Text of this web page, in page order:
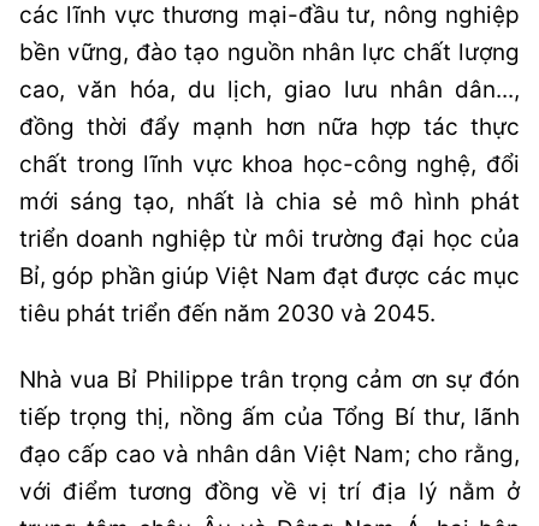
các lĩnh vực thương mại-đầu tư, nông nghiệp
bền vững, đào tạo nguồn nhân lực chất lượng
cao, văn hóa, du lịch, giao lưu nhân dân...,
đồng thời đẩy mạnh hơn nữa hợp tác thực
chất trong lĩnh vực khoa học-công nghệ, đổi
mới sáng tạo, nhất là chia sẻ mô hình phát
triển doanh nghiệp từ môi trường đại học của
Bỉ, góp phần giúp Việt Nam đạt được các mục
tiêu phát triển đến năm 2030 và 2045.
Nhà vua Bỉ Philippe trân trọng cảm ơn sự đón
tiếp trọng thị, nồng ấm của Tổng Bí thư, lãnh
đạo cấp cao và nhân dân Việt Nam; cho rằng,
với điểm tương đồng về vị trí địa lý nằm ở